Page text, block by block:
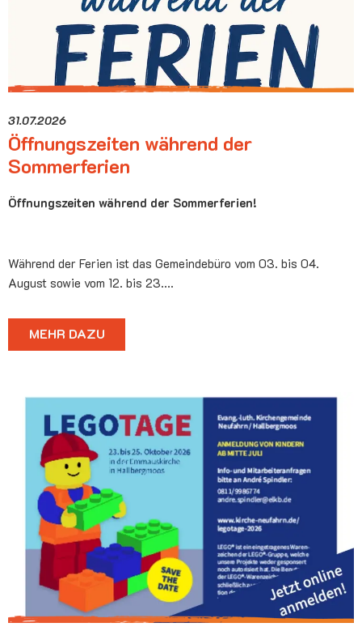
31.07.2026
Öffnungszeiten während der
Sommerferien
Öffnungszeiten während der Sommerferien!
Während der Ferien ist das Gemeindebüro vom 03. bis 04.
August sowie vom 12. bis 23.…
MEHR DAZU